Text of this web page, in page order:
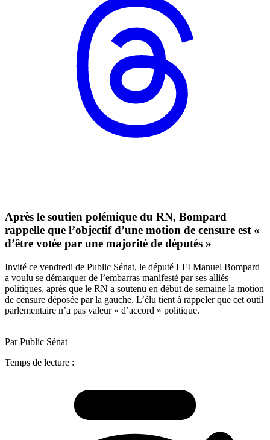
Après le soutien polémique du RN, Bompard
rappelle que l’objectif d’une motion de censure est «
d’être votée par une majorité de députés »
Invité ce vendredi de Public Sénat, le député LFI Manuel Bompard
a voulu se démarquer de l’embarras manifesté par ses alliés
politiques, après que le RN a soutenu en début de semaine la motion
de censure déposée par la gauche. L’élu tient à rappeler que cet outil
parlementaire n’a pas valeur « d’accord » politique.
Par Public Sénat
Temps de lecture :